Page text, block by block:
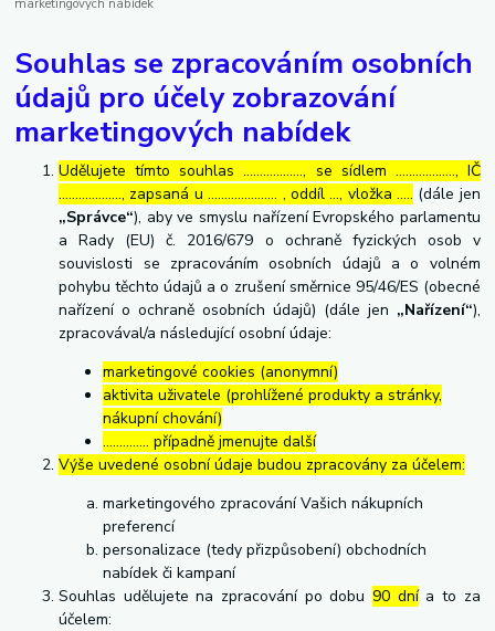
marketingových nabídek
Souhlas se zpracováním osobních
údajů pro účely zobrazování
marketingových nabídek
Udělujete tímto souhlas ……………..., se sídlem ………………, IČ
………………., zapsaná u ………………… , oddíl …, vložka ….. (dále jen
„Správce“), aby ve smyslu nařízení Evropského parlamentu
a Rady (EU) č. 2016/679 o ochraně fyzických osob v
souvislosti se zpracováním osobních údajů a o volném
pohybu těchto údajů a o zrušení směrnice 95/46/ES (obecné
nařízení o ochraně osobních údajů) (dále jen „Nařízení“),
zpracovával/a následující osobní údaje:
marketingové cookies (anonymní)
aktivita uživatele (prohlížené produkty a stránky,
nákupní chování)
………….. případně jmenujte další
Výše uvedené osobní údaje budou zpracovány za účelem:
marketingového zpracování Vašich nákupních
preferencí
personalizace (tedy přizpůsobení) obchodních
nabídek či kampaní
Souhlas udělujete na zpracování po dobu 90 dnía to za
účelem: